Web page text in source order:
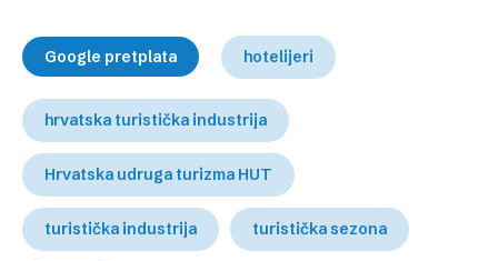
Google pretplata hotelijeri
hrvatska turistička industrija
Hrvatska udruga turizma HUT
turistička industrija turistička sezona